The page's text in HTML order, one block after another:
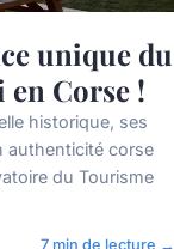
unique du
en Corse !
historique, ses
authenticité corse
du Tourisme
7 min de lecture →